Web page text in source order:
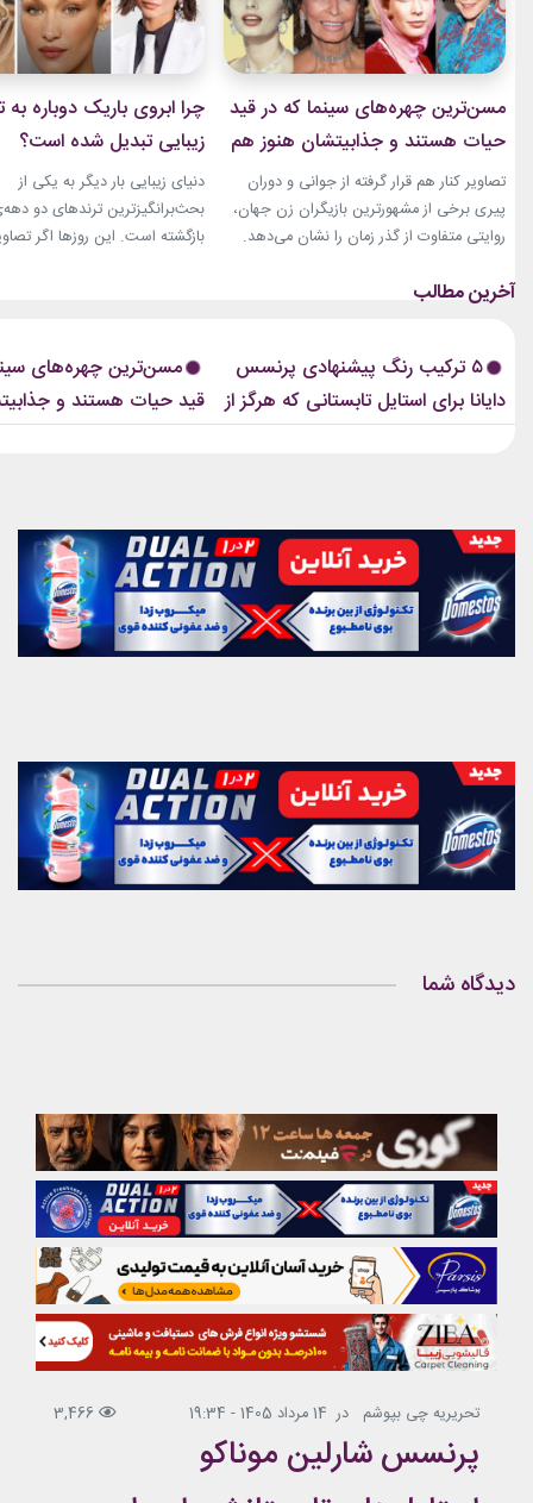
مسن‌ترین چهره‌های سینما که در قید
حیات هستند و جذابیتشان هنوز هم
باقیست!
تصاویر کنار هم قرار گرفته از جوانی و دوران
پیری برخی از مشهورترین بازیگران زن جهان،
روایتی متفاوت از گذر زمان را نشان می‌دهد.
هنوز با حضور، شخصیت و میراث هنری خود
سال‌های جوانی محدود...
چرا ابروی باریک دوباره به
زیبایی تبدیل شده است؟
دنیای زیبایی بار دیگر به یکی از
بحث‌برانگیزترین ترندهای دو
بازگشته است. این روزها اگر
ابروهای بسیار نازک دهه ۱۹۹۰ و اوایل دهه...
۵ ترکیب رنگ پیشنهادی پرنسس
دایانا برای استایل تابستانی که هرگز از
مد نمی‌افتند
مسن‌ترین چهره‌های
قید حیات هستند و
هم باقیست!
دیدگاه شما